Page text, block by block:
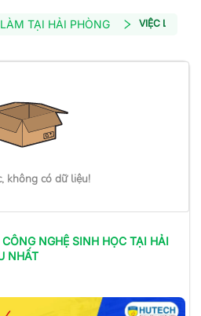
TẠI HẢI PHÒNG VIỆC LÀM
không có dữ liệu!
NGHỆ SINH HỌC TẠI HẢI
NHẤT